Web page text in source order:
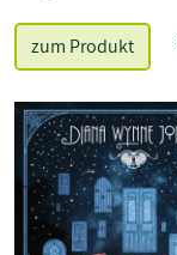
zum Produkt